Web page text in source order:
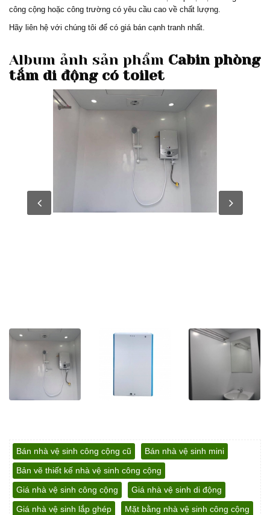
công cộng hoặc công trường có yêu cầu cao về chất lượng.
Hãy liên hệ với chúng tôi để có giá bán cạnh tranh nhất.
Album ảnh sản phẩm Cabin phòng
tắm di động có toilet
Bán nhà vệ sinh công cộng cũ
Bán nhà vệ sinh mini
Bản vẽ thiết kế nhà vệ sinh công cộng
Giá nhà vệ sinh công cộng
Giá nhà vệ sinh di động
Giá nhà vệ sinh lắp ghép
Mặt bằng nhà vệ sinh công cộng